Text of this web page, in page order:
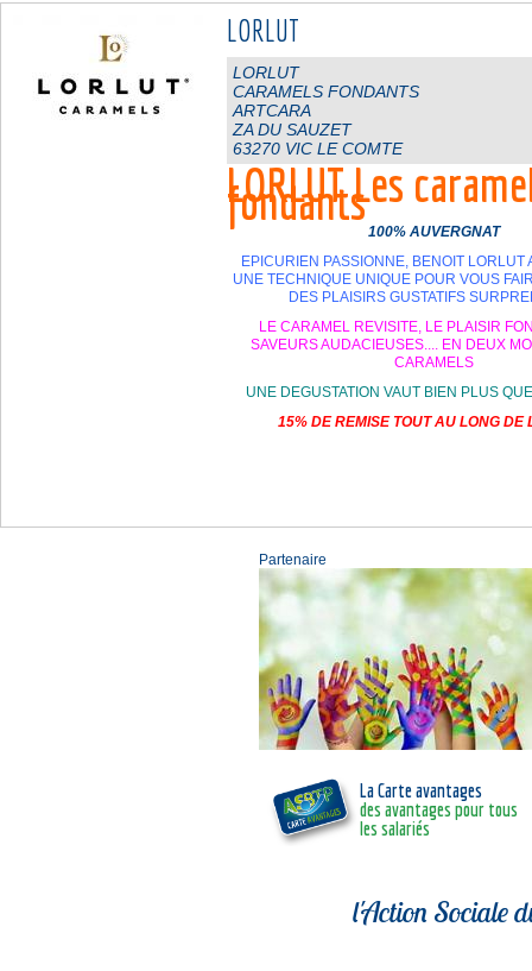
LORLUT
LORLUT
CARAMELS FONDANTS
ARTCARA
ZA DU SAUZET
63270 VIC LE COMTE
LORLUT Les
fondants
100% AUVERGNAT
EPICURIEN PASSIONNE, BENOIT LORLUT
UNE TECHNIQUE UNIQUE POUR VOUS
DES PLAISIRS GUSTATIFS
LE CARAMEL REVISITE, LE PLAISIR
SAVEURS AUDACIEUSES.... EN DEUX
CARAMELS
UNE DEGUSTATION VAUT BIEN PLUS
15% DE REMISE TOUT AU LONG DE
Partenaire
La Carte avantages
des avantages pour tous
les salariés
l'Action Sociale